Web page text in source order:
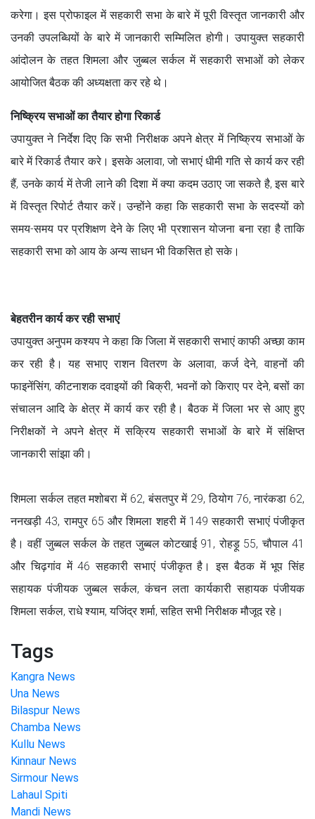
करेगा। इस प्रोफाइल में सहकारी सभा के बारे में पूरी विस्तृत जानकारी और
उनकी उपलब्धियों के बारे में जानकारी सम्मिलित होगी। उपायुक्त सहकारी
आंदोलन के तहत शिमला और जुब्बल सर्कल में सहकारी सभाओं को लेकर
आयोजित बैठक की अध्यक्षता कर रहे थे।
निष्क्रिय सभाओं का तैयार होगा रिकार्ड
उपायुक्त ने निर्देश दिए कि सभी निरीक्षक अपने क्षेत्र में निष्क्रिय सभाओं के
बारे में रिकार्ड तैयार करे। इसके अलावा, जो सभाएं धीमी गति से कार्य कर रही
हैं, उनके कार्य में तेजी लाने की दिशा में क्या कदम उठाए जा सकते है, इस बारे
में विस्तृत रिपोर्ट तैयार करें। उन्होंने कहा कि सहकारी सभा के सदस्यों को
समय-समय पर प्रशिक्षण देने के लिए भी प्रशासन योजना बना रहा है ताकि
सहकारी सभा को आय के अन्य साधन भी विकसित हो सके।
बेहतरीन कार्य कर रही सभाएं
उपायुक्त अनुपम कश्यप ने कहा कि जिला में सहकारी सभाएं काफी अच्छा काम
कर रही है। यह सभाए राशन वितरण के अलावा, कर्ज देने, वाहनों की
फाइनेंसिंग, कीटनाशक दवाइयों की बिक्री, भवनों को किराए पर देने, बसों का
संचालन आदि के क्षेत्र में कार्य कर रही है। बैठक में जिला भर से आए हुए
निरीक्षकों ने अपने क्षेत्र में सक्रिय सहकारी सभाओं के बारे में संक्षिप्त
जानकारी सांझा की।
शिमला सर्कल तहत मशोबरा में 62, बंसतपुर में 29, ठियोग 76, नारंकडा 62,
ननखड़ी 43, रामपुर 65 और शिमला शहरी में 149 सहकारी सभाएं पंजीकृत
है। वहीं जुब्बल सर्कल के तहत जुब्बल कोटखाई 91, रोहड़ू 55, चौपाल 41
और चिढ़गांव में 46 सहकारी सभाएं पंजीकृत है। इस बैठक में भूप सिंह
सहायक पंजीयक जुब्बल सर्कल, कंचन लता कार्यकारी सहायक पंजीयक
शिमला सर्कल, राधे श्याम, यजिंद्र शर्मा, सहित सभी निरीक्षक मौजूद रहे।
Tags
Kangra News
Una News
Bilaspur News
Chamba News
Kullu News
Kinnaur News
Sirmour News
Lahaul Spiti
Mandi News